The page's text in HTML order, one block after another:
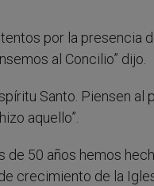
por la presencia
al Concilio” dijo.
Santo. Piensen al
aquello”.
50 años hemos
crecimiento de la